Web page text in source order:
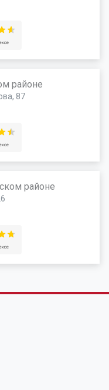
районе
87
районе